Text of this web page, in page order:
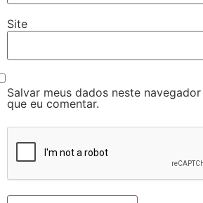
Site
Salvar meus dados neste
que eu comentar.